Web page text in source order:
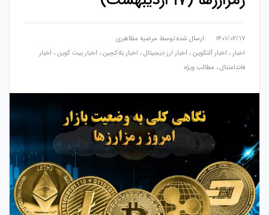
۱۴۰۱/۰۲/۱۷ ارسال شده توسط مرضیه مظاهری
اخبار ، اخبار آلتکوین، اخبار ارز دیجیتال، اخبار بلاکچین، اخبار بیت کوین، اخبار
فاندامنتال، مطالب ویژه